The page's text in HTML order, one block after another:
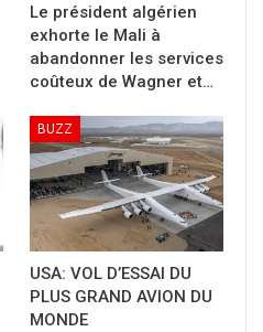
comme V que Bouba
Le président algérien
exhorte le Mali à
abandonner les services
coûteux de Wagner et…
BUZZ
USA: VOL D’ESSAI DU
PLUS GRAND AVION DU
MONDE